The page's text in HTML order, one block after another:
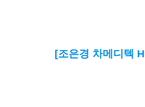
[조은경 차메디텍